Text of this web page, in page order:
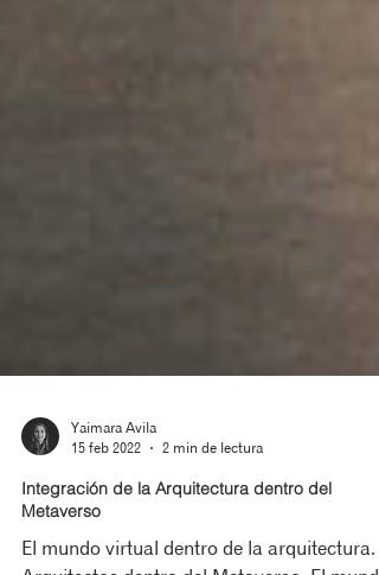
15 feb 2022
2 min de lectura